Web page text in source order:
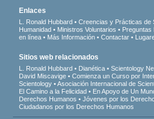
Enlaces
L. Ronald Hubbard Creencias y Prácticas de
Humanidad
Ministros Voluntarios Preguntas
en línea
Más Información Contactar
Sitios web relacionados
L. Ronald Hubbard Dianética Scientology
David Miscavige
Comienza un Curso por
Scientology
Asociación Internacional de
El Camino a la Felicidad
En Apoyo de Un
Derechos Humanos
Jóvenes por los
Ciudadanos por los Derechos Humanos